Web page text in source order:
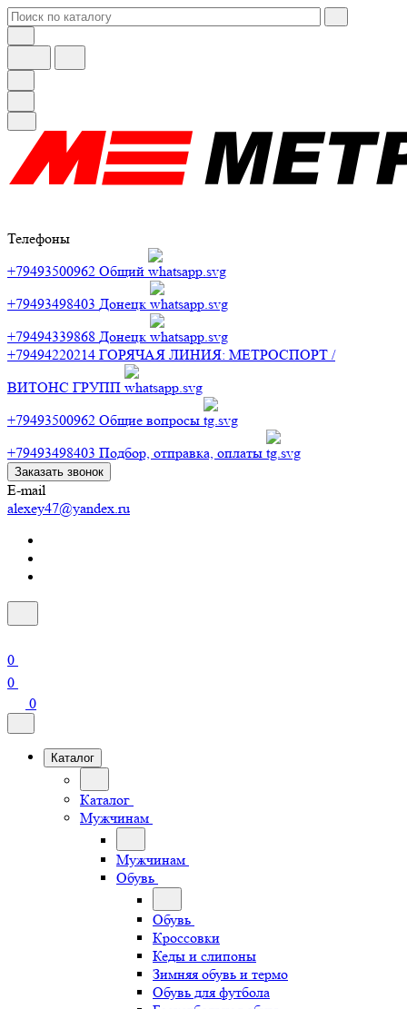
Телефоны
+79493500962 Общий
+79493498403 Донецк
+79494339868 Донецк
+79494220214 ГОРЯЧАЯ ЛИНИЯ: МЕТРОСПОРТ /
ВИТОНС ГРУПП
+79493500962 Общие вопросы
+79493498403 Подбор, отправка, оплаты
Заказать звонок
E-mail
alexey47@yandex.ru
0
0
0
Каталог
Каталог
Мужчинам
Мужчинам
Обувь
Обувь
Кроссовки
Кеды и слипоны
Зимняя обувь и термо
Обувь для футбола